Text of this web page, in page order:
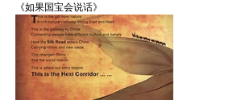
《如果国宝会说话》